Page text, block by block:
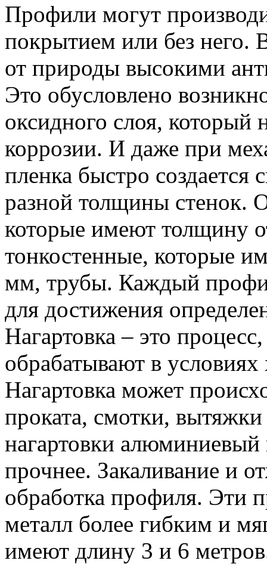
Профили могут
покрытием или без него.
от природы высокими
Это обусловлено
оксидного слоя, который
коррозии. И даже при
пленка быстро создается
разной толщины стенок.
которые имеют толщину
тонкостенные, которые
мм, трубы. Каждый
для достижения
Нагартовка – это
обрабатывают в
Нагартовка может
проката, смотки,
нагартовки
прочнее. Закаливание и
обработка профиля. Эти
металл более гибким и
имеют длину 3 и 6